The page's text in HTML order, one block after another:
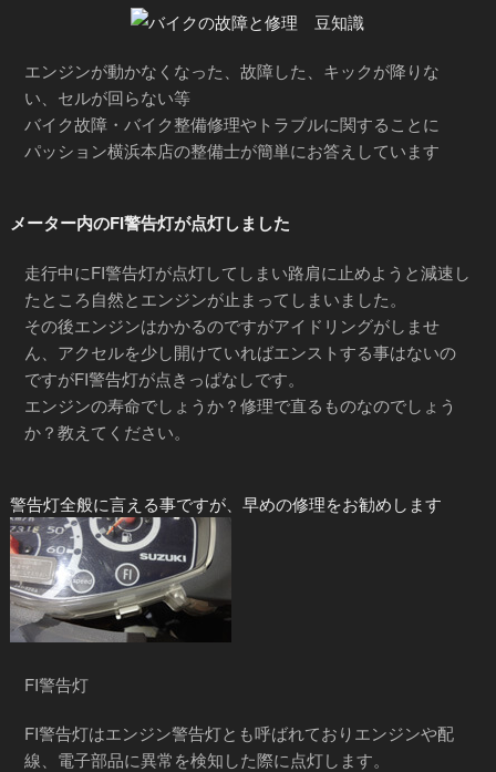
エンジンが動かなくなった、故障した、キックが降りな
い、セルが回らない等
バイク故障・バイク整備修理やトラブルに関することに
パッション横浜本店の整備士が簡単にお答えしています
メーター内のFI警告灯が点灯しました
走行中にFI警告灯が点灯してしまい路肩に止めようと減速し
たところ自然とエンジンが止まってしまいました。
その後エンジンはかかるのですがアイドリングがしませ
ん、アクセルを少し開けていればエンストする事はないの
ですがFI警告灯が点きっぱなしです。
エンジンの寿命でしょうか？修理で直るものなのでしょう
か？教えてください。
警告灯全般に言える事ですが、早めの修理をお勧めします
FI警告灯
FI警告灯はエンジン警告灯とも呼ばれておりエンジンや配
線、電子部品に異常を検知した際に点灯します。